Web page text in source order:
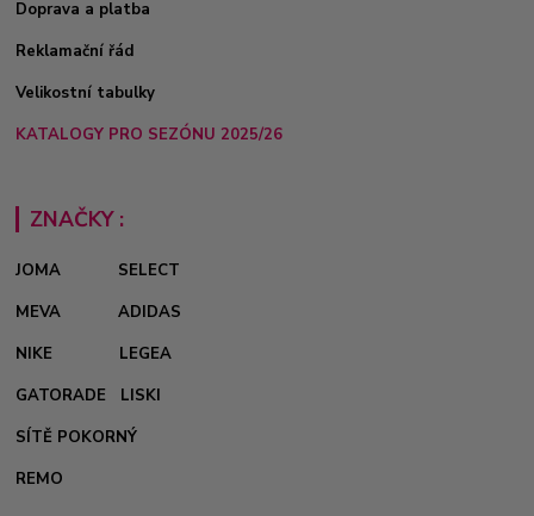
Doprava a platba
Reklamační řád
Velikostní tabulky
KATALOGY PRO SEZÓNU 2025/26
ZNAČKY :
JOMA
SELECT
MEVA
ADIDAS
NIKE
LEGEA
GATORADE
LISKI
SÍTĚ POKORNÝ
REMO